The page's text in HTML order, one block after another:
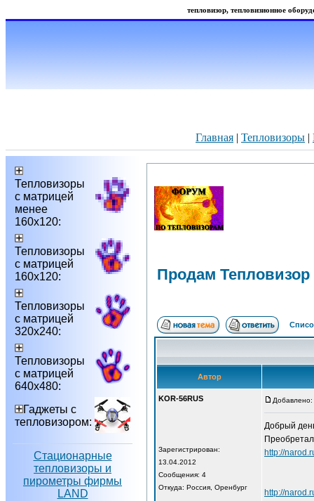
тепловизор, тепловизионное
Главная | Тепловизоры |
Тепловизоры
с матрицей
менее
160х120:
Тепловизоры
с матрицей
160х120:
Тепловизоры
с матрицей
320х240:
Тепловизоры
с матрицей
640х480:
Гаджеты с
тепловизором:
Стационарные
тепловизоры и
пирометры фирмы
LAND
Продам Тепловизор
Автор
KOR-56RUS
Зарегистрирован:
13.04.2012
Сообщения: 4
Откуда: Россия, Оренбург
Добрый
http://
http://